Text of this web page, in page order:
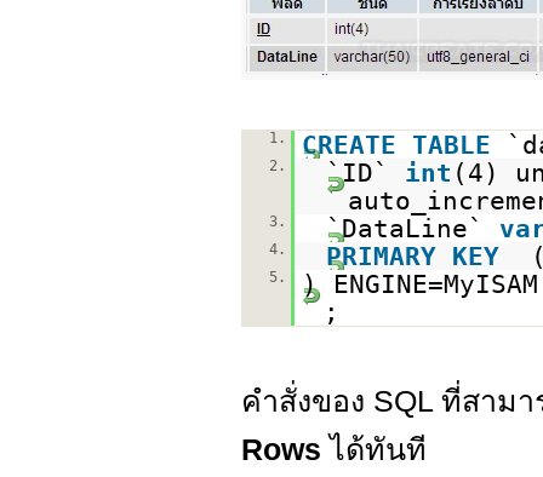
1. CREATE TABLE
2. `ID` int (4)
3. `DataLine`
4. PRIMARY KEY
5.
)
;
คำสั่งของ SQL ที่สาม
Rowsได้ทันที